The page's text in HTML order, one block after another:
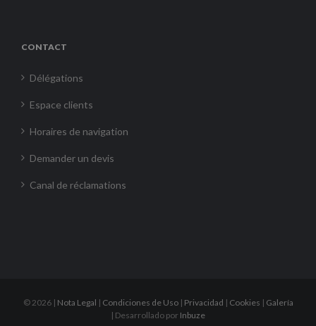
CONTACT
Délégations
Espace clients
Horaires de navigation
Demander un devis
Canal de réclamations
©2026 | Nota Legal | Condiciones de Uso| Privacidad | Cookies | Galería
| Desarrollado por Inbuze